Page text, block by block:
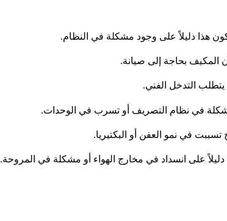
هذا دليلاً على وجود مشكلة في النظام.
المكيف بحاجة إلى صيانة.
التدخل الفني.
مشكلة في نظام التصريف أو تسرب في الوحدات.
في نمو العفن أو البكتيريا.
على انسداد في مخارج الهواء أو مشكلة في المروحة.